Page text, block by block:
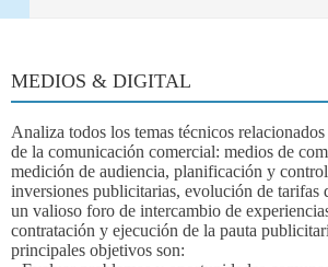
MEDIOS & DIGITAL
Analiza todos los temas técnicos
de la comunicación comercial: medios de
medición de audiencia, planificación y
inversiones publicitarias, evolución de tarifas
un valioso foro de intercambio de
contratación y ejecución de la pauta
principales objetivos son: